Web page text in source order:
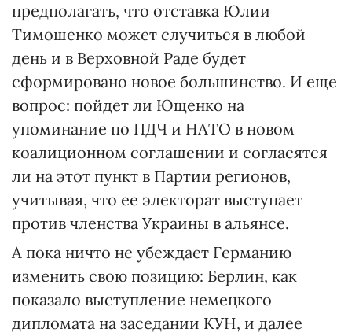
предполагать, что отставка Юлии
Тимошенко может случиться в любой
день и в Верховной Раде будет
сформировано новое большинство. И еще
вопрос: пойдет ли Ющенко на
упоминание по ПДЧ и НАТО в новом
коалиционном соглашении и согласятся
ли на этот пункт в Партии регионов,
учитывая, что ее электорат выступает
против членства Украины в альянсе.
А пока ничто не убеждает Германию
изменить свою позицию: Берлин, как
показало выступление немецкого
дипломата на заседании КУН, и далее